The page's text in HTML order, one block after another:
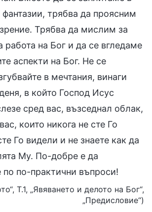
трябва да проясним
Трябва да мислим за
работа на Бог и да се вгледаме
аспекти на Бог. Не се
в мечтания, винаги
в който Господ Исус
сред вас, възседнал облак,
които никога не сте Го
Го видели и не знаете как да
Му. По-добре е да
по по-практични въпроси!
Т.1, „Явяването и делото на Бог“,
„Предисловие“)